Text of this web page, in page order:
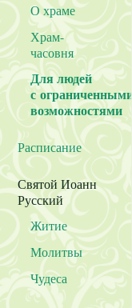
О храме
Храм-
часовня
Для людей
с ограниченными
возможностями
Расписание
Святой Иоанн
Русский
Житие
Молитвы
Чудеса